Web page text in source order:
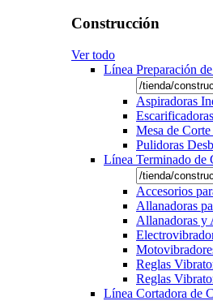
Construcción
Ver todo
Línea Preparación
Aspiradoras
Mesa de
Pulidoras
Línea Terminado de
Accesorios
Allanadoras
Allanadoras y
Reglas
Reglas
Línea Cortadora de